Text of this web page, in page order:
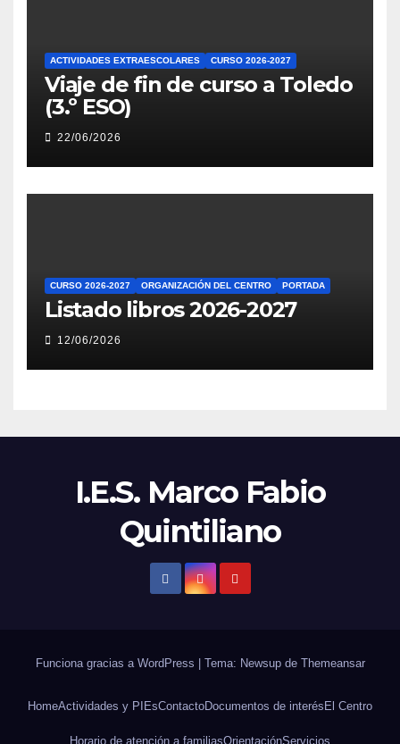
ACTIVIDADES EXTRAESCOLARES CURSO 2026-2027
Viaje de fin de curso a Toledo
(3.º ESO)
22/06/2026
CURSO 2026-2027 ORGANIZACIÓN DEL CENTRO PORTADA
Listado libros 2026-2027
12/06/2026
I.E.S. Marco Fabio
Quintiliano
Funciona gracias a WordPress Tema: Newsup de Themeansar
HomeActividades y PIEsContactoDocumentos de interés El Centro
Horario de atención a familiasOrientaciónServicios